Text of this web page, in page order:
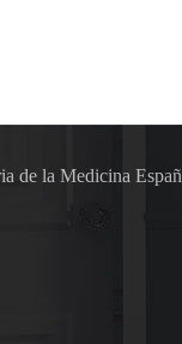
de la Medicina